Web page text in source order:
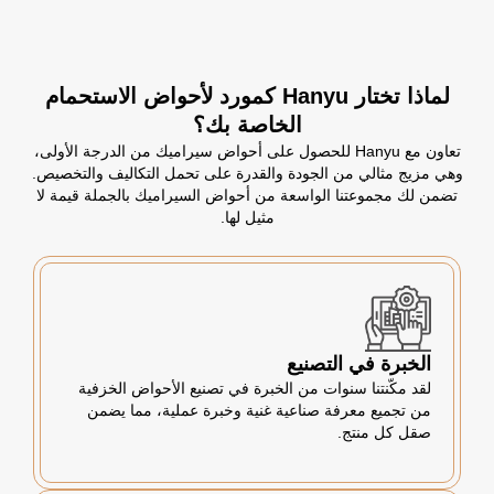
لماذا تختار Hanyu كمورد لأحواض الاستحمام
الخاصة بك؟
تعاون مع Hanyu للحصول على أحواض سيراميك من الدرجة الأولى،
وهي مزيج مثالي من الجودة والقدرة على تحمل التكاليف والتخصيص.
تضمن لك مجموعتنا الواسعة من أحواض السيراميك بالجملة قيمة لا
مثيل لها.
الخبرة في التصنيع
لقد مكّنتنا سنوات من الخبرة في تصنيع الأحواض الخزفية
من تجميع معرفة صناعية غنية وخبرة عملية، مما يضمن
صقل كل منتج.